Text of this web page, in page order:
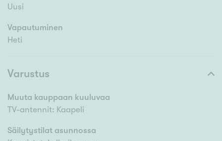
Uusi
Vapautuminen
Heti
Varustus
Muuta kauppaan kuuluvaa
TV-antennit: Kaapeli
Säilytystilat asunnossa